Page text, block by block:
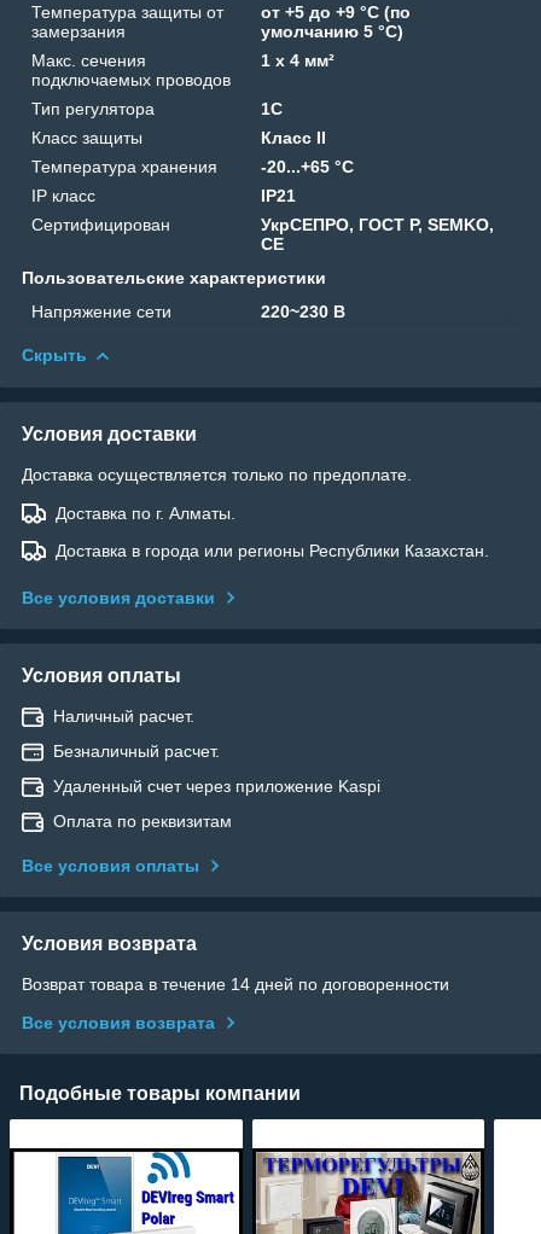
Температура защиты от
замерзания
от +5 до +9 °C (по
умолчанию 5 °C)
Макс. сечения
подключаемых проводов
1 x 4 мм²
Тип регулятора
1C
Класс защиты
Класс II
Температура хранения
-20...+65 °C
IP класс
IP21
Сертифицирован
УкрСЕПРО, ГОСТ Р, SEMKO,
CE
Пользовательские характеристики
Напряжение сети
220~230 В
Скрыть
Условия доставки
Доставка осуществляется только по предоплате.
Доставка по г. Алматы.
Доставка в города или регионы Республики Казахстан.
Все условия доставки
Условия оплаты
Наличный расчет.
Безналичный расчет.
Удаленный счет через приложение Kaspi
Оплата по реквизитам
Все условия оплаты
Условия возврата
Возврат товара в течение 14 дней по договоренности
Все условия возврата
Подобные товары компании